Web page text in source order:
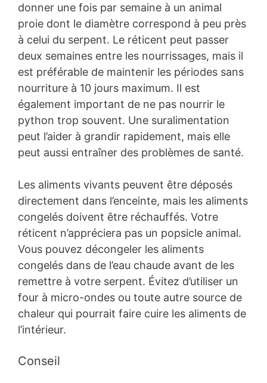
donner une fois par semaine à un animal
proie dont le diamètre correspond à peu près
à celui du serpent. Le réticent peut passer
deux semaines entre les nourrissages, mais il
est préférable de maintenir les périodes sans
nourriture à 10 jours maximum. Il est
également important de ne pas nourrir le
python trop souvent. Une suralimentation
peut l’aider à grandir rapidement, mais elle
peut aussi entraîner des problèmes de santé.
Les aliments vivants peuvent être déposés
directement dans l’enceinte, mais les aliments
congelés doivent être réchauffés. Votre
réticent n’appréciera pas un popsicle animal.
Vous pouvez décongeler les aliments
congelés dans de l’eau chaude avant de les
remettre à votre serpent. Évitez d’utiliser un
four à micro-ondes ou toute autre source de
chaleur qui pourrait faire cuire les aliments de
l’intérieur.
Conseil